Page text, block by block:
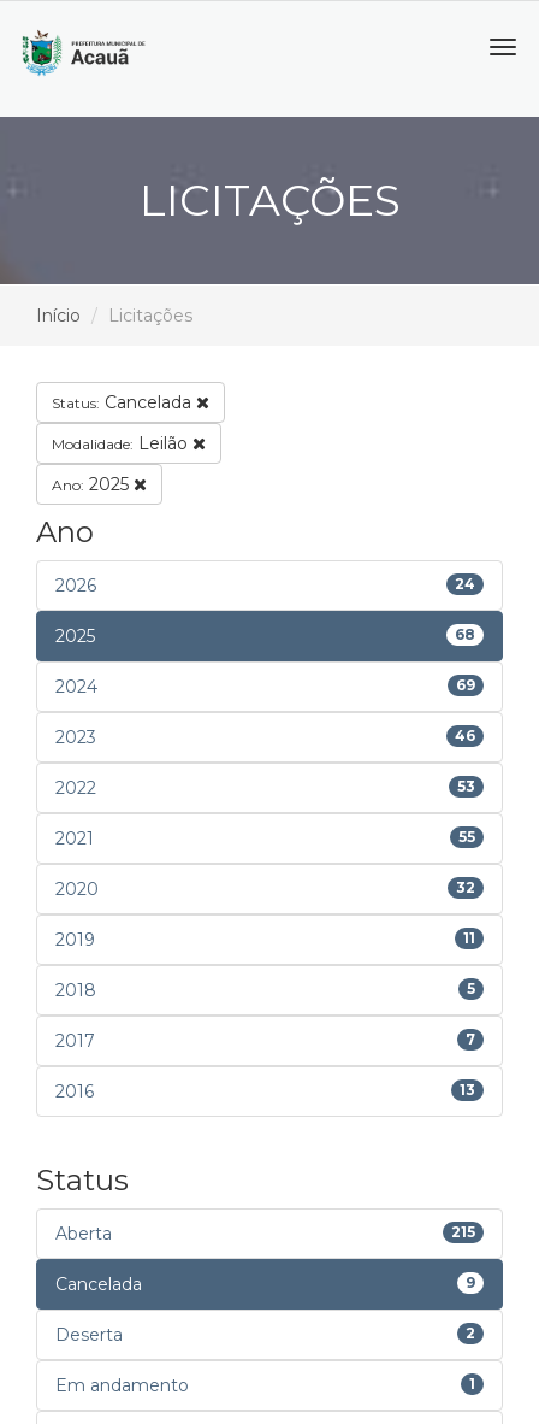
LICITAÇÕES
Início Licitações
Status: Cancelada
Modalidade: Leilão
Ano: 2025
Ano
2026 24
2025 68
2024 69
2023 46
2022 53
2021 55
2020 32
2019 11
2018 5
2017 7
2016 13
Status
Aberta 215
Cancelada 9
Deserta 2
Em andamento 1